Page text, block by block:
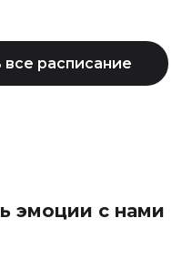
эмоции с нами